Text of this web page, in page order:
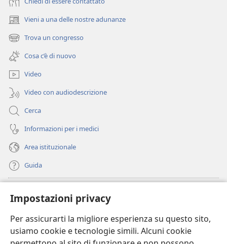
Impostazioni privacy
Per assicurarti la migliore esperienza su questo sito,
usiamo cookie e tecnologie simili. Alcuni cookie
Vieni a una delle nostre adunanze
(apre
una
nuova
finestra)
Trova un congresso
(apre
una
nuova
finestra)
Cosa c’è di nuovo
Video
Video con audiodescrizione
Cerca
Informazioni per i medici
Area istituzionale
Guida
(apre
una
nuova
finestra)
BIBLIOTECA ONLINE Watchtower
(apre
una
JW Hub